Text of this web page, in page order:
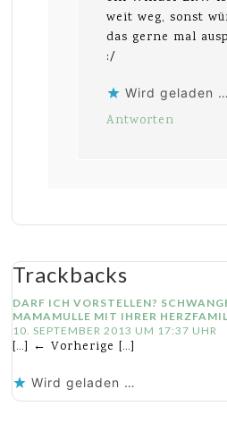
weit weg, sonst
das gerne mal
:/
Wird geladen …
Antworten
Trackbacks
DARF ICH VORSTELLEN?
MAMAMULLE MIT IHRER
10. SEPTEMBER 2013 UM 17:37 UHR
[…] ← Vorherige […]
Wird geladen …